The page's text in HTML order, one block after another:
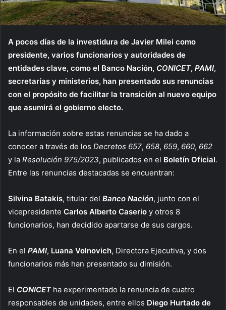
A pocos días de la investidura de Javier Milei como
presidente, varios funcionarios y autoridades de
entidades clave, como el Banco Nación, CONICET, PAMI,
secretarías y ministerios, han presentado sus renuncias
con el propósito de facilitar la transición al nuevo equipo
que asumirá el gobierno electo.
La información sobre estas renuncias se ha dado a
conocer a través de los Decretos 657, 658, 659, 660, 662
y la Resolución 975/2023, publicados en el Boletín Oficial.
Entre las renuncias destacadas se encuentran:
Silvina Batakis, titular del Banco Nación, junto con el
vicepresidente Carlos Alberto Caserio y otros 8
funcionarios, han decidido apartarse de sus cargos.
En el PAMI, Luana Volnovich, Directora Ejecutiva, y dos
funcionarios más han presentado su dimisión.
El CONICET ha experimentado la renuncia de cuatro
responsables de unidades, entre ellos Diego Hurtado de